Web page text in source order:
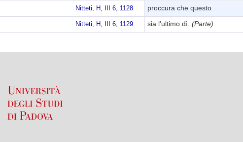
Nitteti, H, III 6, 1128 proccura che questo
Nitteti, H, III 6, 1129 sia l'ultimo dì.(Parte)